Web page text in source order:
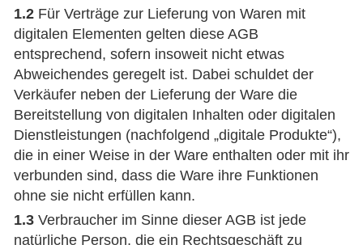
1.2 Für Verträge zur Lieferung von Waren mit
digitalen Elementen gelten diese AGB
entsprechend, sofern insoweit nicht etwas
Abweichendes geregelt ist. Dabei schuldet der
Verkäufer neben der Lieferung der Ware die
Bereitstellung von digitalen Inhalten oder digitalen
Dienstleistungen (nachfolgend „digitale Produkte“),
die in einer Weise in der Ware enthalten oder mit ihr
verbunden sind, dass die Ware ihre Funktionen
ohne sie nicht erfüllen kann.
1.3 Verbraucher im Sinne dieser AGB ist jede
natürliche Person, die ein Rechtsgeschäft zu